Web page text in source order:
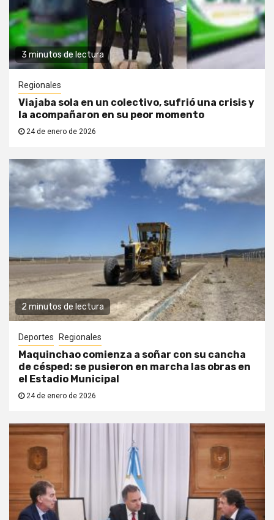
3 minutos de lectura
Regionales
Viajaba sola en un colectivo, sufrió una crisis y
la acompañaron en su peor momento
24 de enero de 2026
2 minutos de lectura
Deportes Regionales
Maquinchao comienza a soñar con su cancha
de césped: se pusieron en marcha las obras en
el Estadio Municipal
24 de enero de 2026